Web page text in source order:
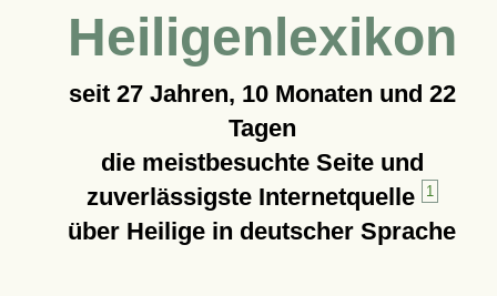
Heiligenlexikon
seit 27 Jahren, 10 Monaten und 22
Tagen
die meistbesuchte Seite und
zuverlässigste Internetquelle
1
über Heilige in deutscher Sprache